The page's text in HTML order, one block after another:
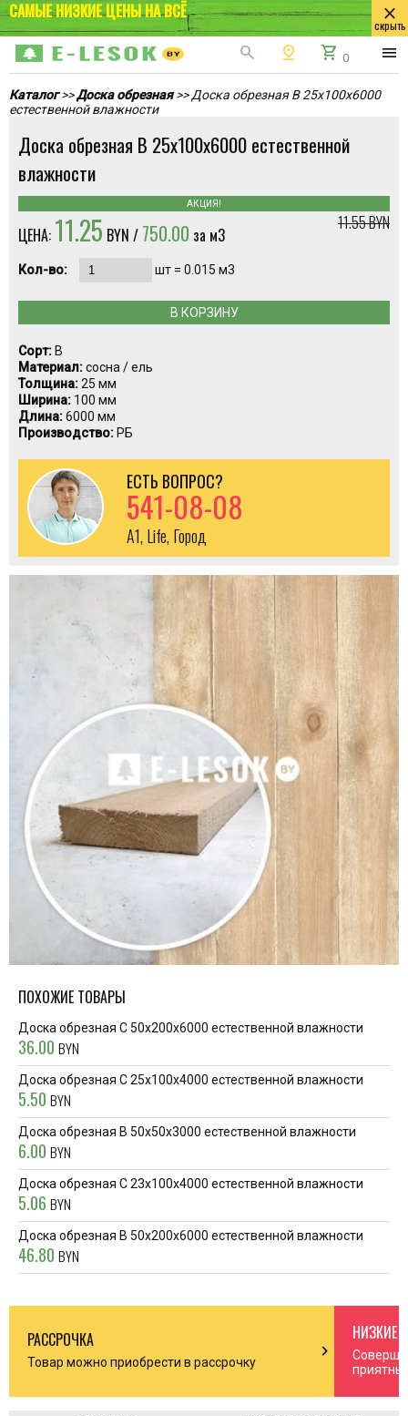
САМЫЕ НИЗКИЕ ЦЕНЫ НА ВСЁ close
скрыть
search pin_drop shopping_cart 0 menu
Каталог>>Доска обрезная >> Доска обрезная В 25x100x6000
естественной влажности
ПОХОЖИЕ ТОВАРЫ
Доска обрезная С 50x200x6000 естественной влажности
36.00 BYN
Доска обрезная С 25x100x4000 естественной влажности
5.50 BYN
Доска обрезная В 50x50x3000 естественной влажности
6.00 BYN
Доска обрезная С 23x100x4000 естественной влажности
5.06 BYN
Доска обрезная В 50x200x6000 естественной влажности
46.80 BYN
Доска обрезная В 25x100x6000 естественной
влажности
АКЦИЯ!
ЦЕНА: 11.25 BYN / 750.00 за м3
11.55 BYN
Кол-во: шт = 0.015 м3
В КОРЗИНУ
Сорт: В
Материал:сосна / ель
Толщина:25 мм
Ширина: 100 мм
Длина:6000 мм
Производство: РБ
ЕСТЬ ВОПРОС?
541-08-08
A1, Life, Город
РАССРОЧКА
Товар можно приобрести в рассрочку chevron_right
НИЗКИЕ